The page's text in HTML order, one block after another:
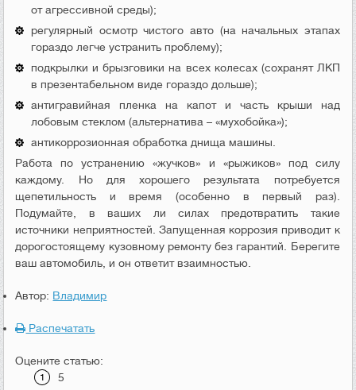
от агрессивной среды);
регулярный осмотр чистого авто (на начальных этапах
гораздо легче устранить проблему);
подкрылки и брызговики на всех колесах (сохранят ЛКП
в презентабельном виде гораздо дольше);
антигравийная пленка на капот и часть крыши над
лобовым стеклом (альтернатива – «мухобойка»);
антикоррозионная обработка днища машины.
Работа по устранению «жучков» и «рыжиков» под силу
каждому. Но для хорошего результата потребуется
щепетильность и время (особенно в первый раз).
Подумайте, в ваших ли силах предотвратить такие
источники неприятностей. Запущенная коррозия приводит к
дорогостоящему кузовному ремонту без гарантий. Берегите
ваш автомобиль, и он ответит взаимностью.
Автор: Владимир
Распечатать
Оцените статью:
5